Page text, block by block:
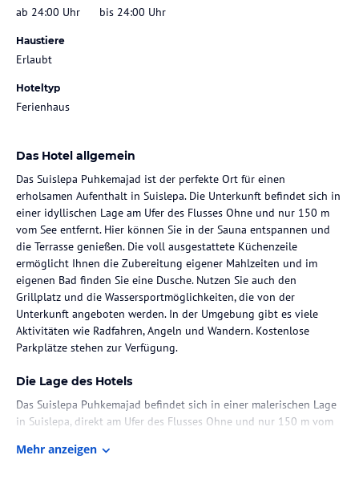
ab 24:00 Uhr bis 24:00 Uhr
Haustiere
Erlaubt
Hoteltyp
Ferienhaus
Das Hotel allgemein
Das Suislepa Puhkemajad ist der perfekte Ort für einen
erholsamen Aufenthalt in Suislepa. Die Unterkunft befindet sich in
einer idyllischen Lage am Ufer des Flusses Ohne und nur 150 m
vom See entfernt. Hier können Sie in der Sauna entspannen und
die Terrasse genießen. Die voll ausgestattete Küchenzeile
ermöglicht Ihnen die Zubereitung eigener Mahlzeiten und im
eigenen Bad finden Sie eine Dusche. Nutzen Sie auch den
Grillplatz und die Wassersportmöglichkeiten, die von der
Unterkunft angeboten werden. In der Umgebung gibt es viele
Aktivitäten wie Radfahren, Angeln und Wandern. Kostenlose
Parkplätze stehen zur Verfügung.
Die Lage des Hotels
Das Suislepa Puhkemajad befindet sich in einer malerischen Lage
in Suislepa, direkt am Ufer des Flusses Ohne und nur 150 m vom
erholsame Spaziergänge entlang des Flusses und am Seeufer.
Mehr anzeigen